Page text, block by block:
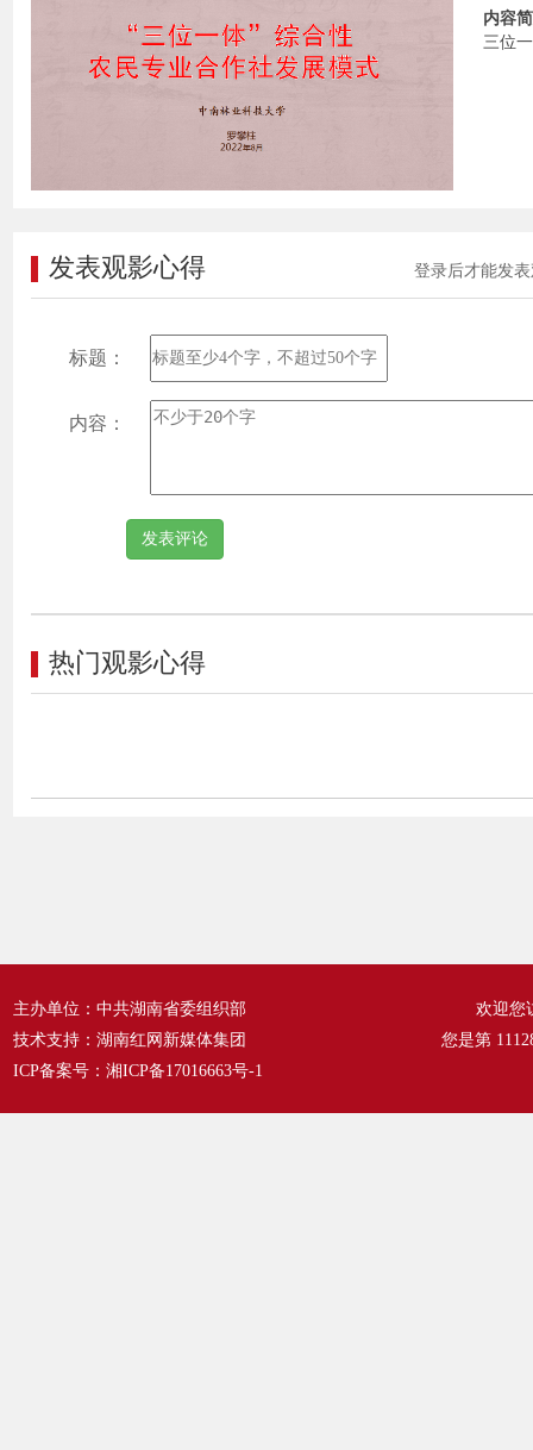
内容
三位
登录后才能发
发表观影心得
标题：
内容：
热门观影心得
主办单位：中共湖南省委组织部
技术支持：湖南红网新媒体集团
ICP备案号： 湘ICP备17016663号-1
欢迎您
您是第